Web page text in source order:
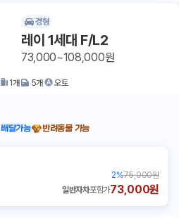
경형
레이 1세대 F/L2
73,000~108,000원
1개 5개 오토
배달가능 반려동물 가능
2%75,000원
일반자차포함가73,000원